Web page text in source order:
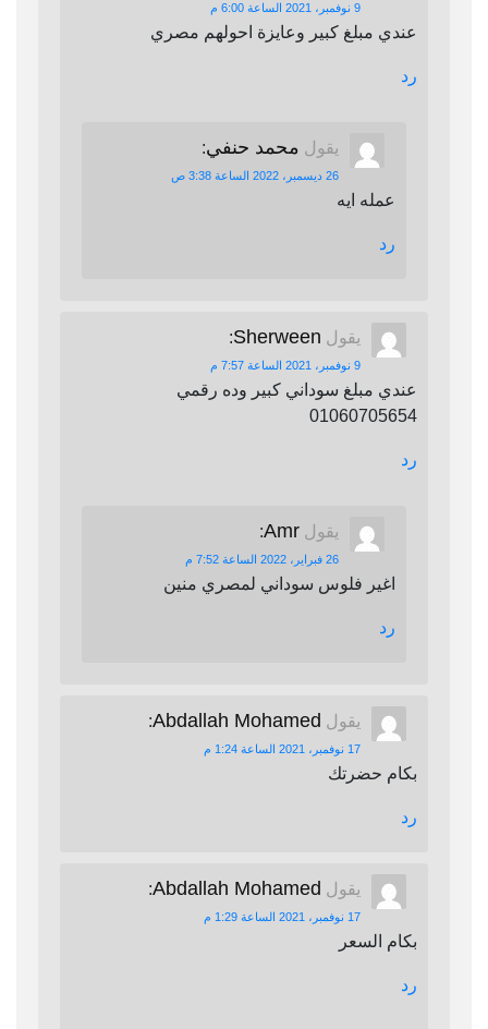
9 نوفمبر، 2021 الساعة 6:00 م
عندي مبلغ كبير وعايزة احولهم مصري
رد
يقول محمد حنفي:
26 ديسمبر، 2022 الساعة 3:38 ص
عمله ايه
رد
يقول Sherween
:
9 نوفمبر، 2021 الساعة 7:57 م
عندي مبلغ سوداني كبير وده رقمي
01060705654
رد
يقول Amr
:
26 فبراير، 2022 الساعة 7:52 م
اغير فلوس سوداني لمصري منين
رد
يقول Abdallah Mohamed
:
17 نوفمبر، 2021 الساعة 1:24 م
بكام حضرتك
رد
يقول Abdallah Mohamed
:
17 نوفمبر، 2021 الساعة 1:29 م
بكام السعر
رد